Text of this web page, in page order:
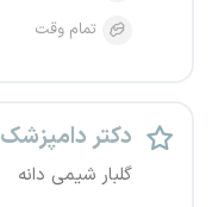
تمام وقت
دکتر دامپزشک
گلبار شیمی دانه